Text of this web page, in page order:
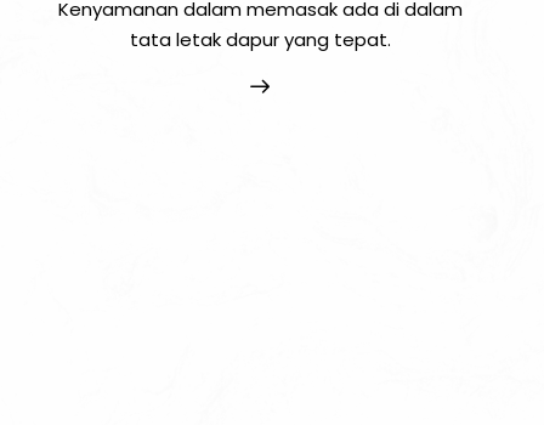
Kenyamanan dalam memasak ada di dalam
tata letak dapur yang tepat.